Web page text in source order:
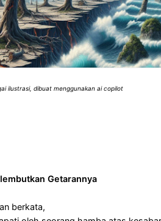
ilustrasi, dibuat menggunakan ai copilot
Getarannya
berkata,